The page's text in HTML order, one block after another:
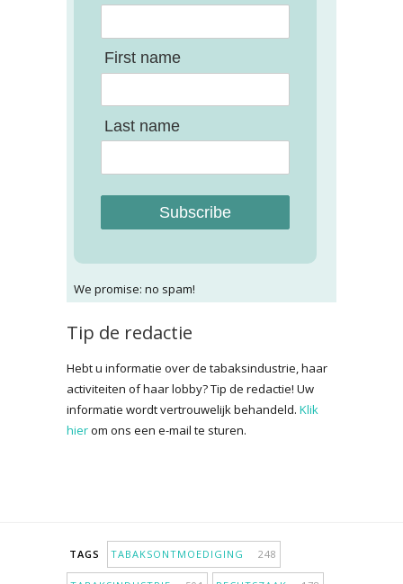
First name
Last name
Subscribe
We promise: no spam!
Tip de redactie
Hebt u informatie over de tabaksindustrie, haar
activiteiten of haar lobby? Tip de redactie! Uw
informatie wordt vertrouwelijk behandeld. Klik
hierom ons een e-mail te sturen.
TAGS TABAKSONTMOEDIGING 248